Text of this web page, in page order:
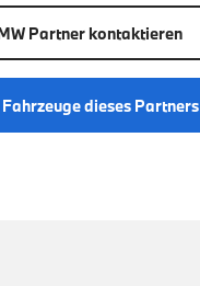
Partner kontaktieren
dieses Partners